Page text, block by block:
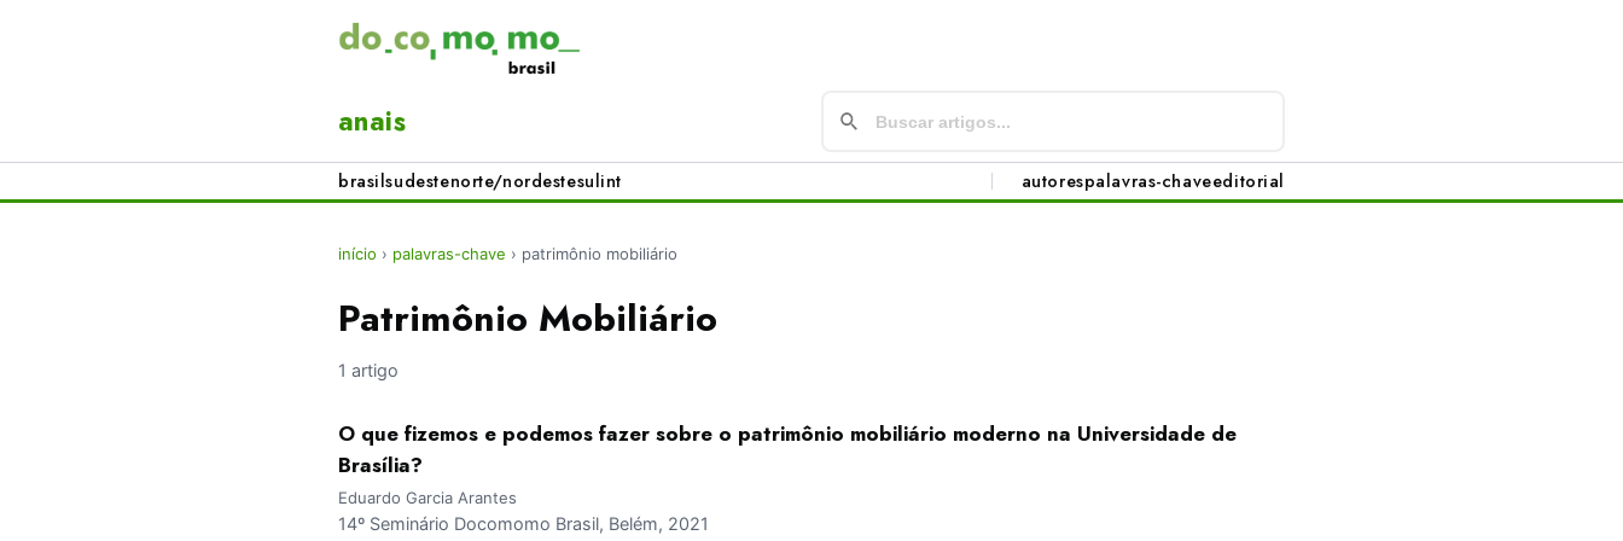
anais
brasilsudestenorte/nordestesulint autorespalavras-chaveeditorial
início › palavras-chave › patrimônio mobiliário
Patrimônio Mobiliário
1 artigo
O que fizemos e podemos fazer sobre o patrimônio mobiliário moderno na Universidade de
Brasília?
Eduardo Garcia Arantes
14º Seminário Docomomo Brasil, Belém, 2021